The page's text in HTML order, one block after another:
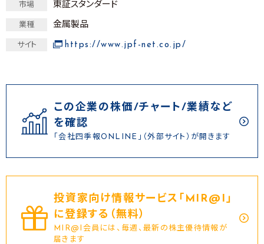
市場 東証スタンダード
業種 金属製品
サイト https://www.jpf-net.co.jp/
この企業の株価/チャート/業績など
を確認
「会社四季報ONLINE」（外部サイト）が開きます
投資家向け情報サービス｢MIR@I｣
に登録する（無料）
MIR@I会員には、毎週、最新の株主優待情報が
届きます